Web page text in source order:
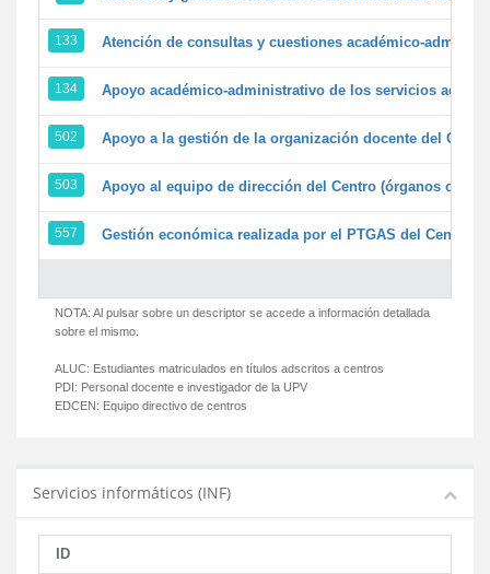
133 Atención de consultas y cuestiones académico-
134 Apoyo académico-administrativo de los servicios
502 Apoyo a la gestión de la organización docente del
503 Apoyo al equipo de dirección del Centro (órganos
557 Gestión económica realizada por el PTGAS del Centro
NOTA: Al pulsar sobre un descriptor se accede a información detallada
sobre el mismo.
ALUC: Estudiantes matriculados en títulos adscritos a centros
PDI: Personal docente e investigador de la UPV
EDCEN: Equipo directivo de centros
Servicios informáticos (INF)
ID